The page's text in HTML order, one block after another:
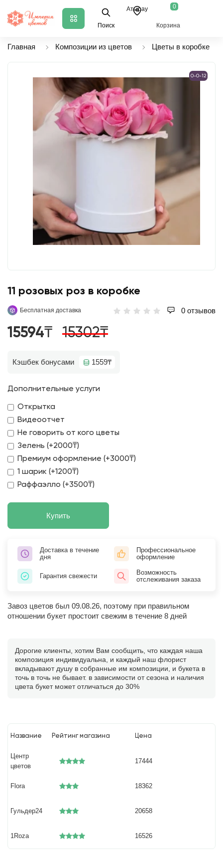
Поиск
Атырау 0
Корзина
Главная Композиции из цветов Цветы в коробке
0-0-12
11 розовых роз в коробке
Бесплатная доставка 0 отзывов
15594₸ 15302₸
Кэшбек бонусами 1559₸
Дополнительные услуги
Открытка
Видеоотчет
Не говорить от кого цветы
Зелень (+2000₸)
Премиум оформление (+3000₸)
1 шарик (+1200₸)
Раффаэлло (+3500₸)
Купить
Доставка в течение
дня
Профессиональное
оформление
Гарантия свежести
Возможность
отслеживания заказа
Завоз цветов был 09.08.26, поэтому при правильном
отношении букет простоит свежим в течение 8 дней
Дорогие клиенты, хотим Вам сообщить, что каждая наша
композиция индивидуальна, и каждый наш флорист
вкладывают душу в собранные им композиции, и букета в
точь в точь не бывает. в зависимости от сезона и наличия
цвета букет может отличаться до 30%
Название Рейтинг магазина Цена
Центр
цветов
17444
Flora 18362
Гульдер24 20658
1Roza 16526